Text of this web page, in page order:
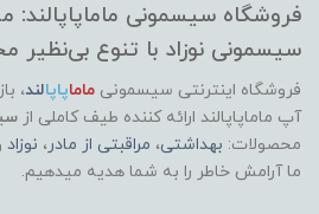
فروشگاه سیسمونی ماماپاپالند:
سیسمونی نوزاد با تنوع بی‌نظیر
فروشگاه اینترنتی سیسمونی ماماپاپالند،
آپ ماماپاپالند ارائه کننده طیف کاملی از
محصولات: بهداشتی، مراقبتی از مادر، نوزاد
ما آرامش خاطر را به شما هدیه میدهیم.